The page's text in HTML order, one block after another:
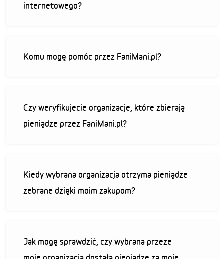
internetowego?
Komu mogę pomóc przez FaniMani.pl?
Czy weryfikujecie organizacje, które zbierają
pieniądze przez FaniMani.pl?
Kiedy wybrana organizacja otrzyma pieniądze
zebrane dzięki moim zakupom?
Jak mogę sprawdzić, czy wybrana przeze